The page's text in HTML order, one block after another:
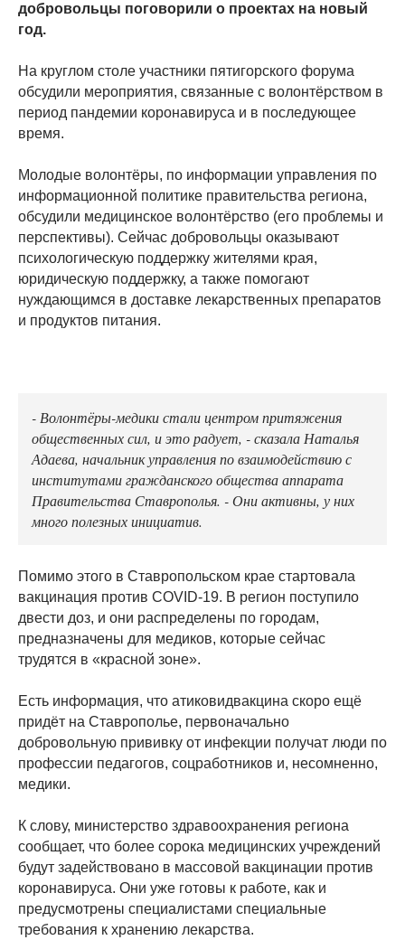
добровольцы поговорили о проектах на новый
год.
На круглом столе участники пятигорского форума
обсудили мероприятия, связанные с волонтёрством в
период пандемии коронавируса и в последующее
время.
Молодые волонтёры, по информации управления по
информационной политике правительства региона,
обсудили медицинское волонтёрство (его проблемы и
перспективы). Сейчас добровольцы оказывают
психологическую поддержку жителями края,
юридическую поддержку, а также помогают
нуждающимся в доставке лекарственных препаратов
и продуктов питания.
- Волонтёры-медики стали центром притяжения
общественных сил, и это радует, - сказала Наталья
Адаева, начальник управления по взаимодействию с
институтами гражданского общества аппарата
Правительства Ставрополья. - Они активны, у них
много полезных инициатив.
Помимо этого в Ставропольском крае стартовала
вакцинация против COVID-19. В регион поступило
двести доз, и они распределены по городам,
предназначены для медиков, которые сейчас
трудятся в «красной зоне».
Есть информация, что атиковидвакцина скоро ещё
придёт на Ставрополье, первоначально
добровольную прививку от инфекции получат люди по
профессии педагогов, соцработников и, несомненно,
медики.
К слову, министерство здравоохранения региона
сообщает, что более сорока медицинских учреждений
будут задействовано в массовой вакцинации против
коронавируса. Они уже готовы к работе, как и
предусмотрены специалистами специальные
требования к хранению лекарства.